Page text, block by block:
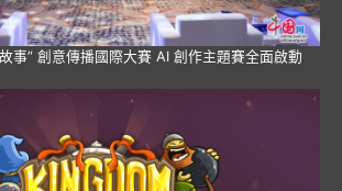
事” 創意傳播國際大賽 AI 創作主題賽全面啟動